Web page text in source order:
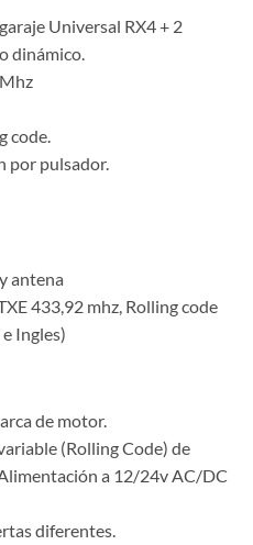
Universal RX4 + 2
dinámico.
code.
por pulsador.
antena
433,92 mhz, Rolling code
Ingles)
de motor.
(Rolling Code) de
a 12/24v AC/DC
diferentes.